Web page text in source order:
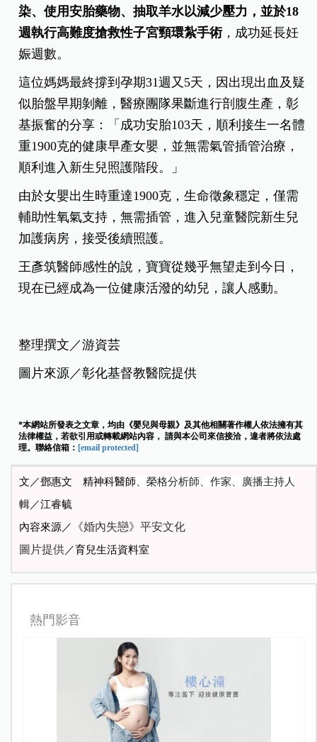
染、使用安胎藥物、抽取羊水以減少壓力，並於18
週執行高難度搶救性子宮頸環紮手術，成功延長妊
娠週數。
這位媽媽最終撐到孕期31週又5天，因出現出血及疑
似胎盤早期剝離，醫療團隊果斷進行剖腹生產，彰
基振奮的分享：「成功安胎103天，順利接生一名體
重1900克的健康早產女嬰，並無需氣管插管治療，
順利進入新生兒照護階段。」
由於女嬰出生時重達1900克，生命徵象穩定，僅需
輔助性氧氣支持，無需插管，進入兒童醫院新生兒
加護病房，接受後續照護。
王彥筑醫師感性的說，寶寶從幾乎無望走到今日，
現在已經成為一位健康活潑的幼兒，讓人感動。
整理撰文／游資芸
圖片來源／彰化基督教醫院提供
*本網站所發表之文章，均由《嬰兒與母親》及其他相關著作權人依法擁有其
法律權益，若欲引用或轉載網站內容， 請與本公司來信接洽，違者將依法處
理。聯絡信箱： [email protected]
文／鄧惠文 精神科醫師 、榮格分析師、作家、廣播主持人
輯／江睿毓
內容來源／
《婚內失戀》平安文化
圖片提供／育兒生活資料室
熱門影音